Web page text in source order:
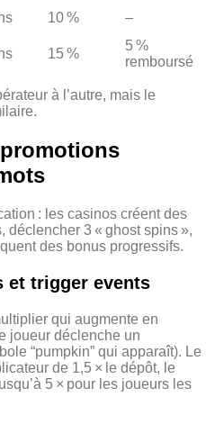
10 % –
15 %
5 %
remboursé
à l’autre, mais le
: les casinos créent des
déclencher 3 « ghost spins »,
des bonus progressifs.
et trigger events
qui augmente en
joueur déclenche un
“pumpkin” qui apparaît). Le
de 1,5 × le dépôt, le
5 × pour les joueurs les